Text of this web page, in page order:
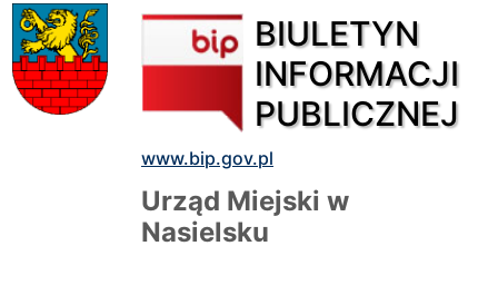
BIULETYN
INFORMACJI
PUBLICZNEJ
www.bip.gov.pl
Urząd Miejski w
Nasielsku